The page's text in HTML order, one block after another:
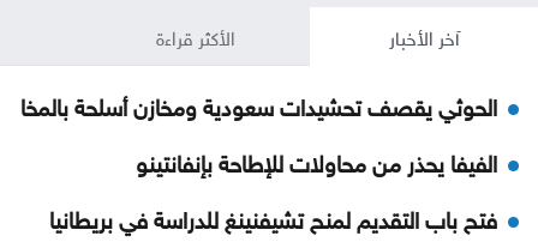
آخر الأخبار الأكثر قراءة
الحوثي يقصف تحشيدات سعودية ومخازن أسلحة بالمخا
الفيفا يحذر من محاولات للإطاحة بإنفانتينو
فتح باب التقديم لمنح تشيفنينغ للدراسة في بريطانيا